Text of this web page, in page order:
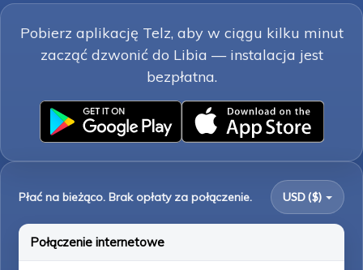
Pobierz aplikację Telz, aby w ciągu kilku minut
zacząć dzwonić do Libia — instalacja jest
bezpłatna.
Płać na bieżąco. Brak opłaty za połączenie. USD ($)
Połączenie internetowe